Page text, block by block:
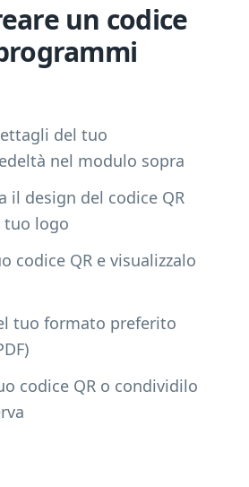
un codice
del tuo
nel modulo sopra
il design del codice QR
tuo logo
codice QR e visualizzalo
tuo formato preferito
codice QR o condividilo